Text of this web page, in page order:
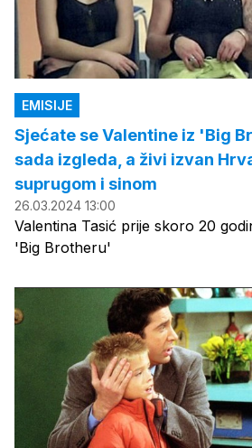
EMISIJE
Sjećate se Valentine iz 'Big
sada izgleda, a živi izvan
suprugom i sinom
26.03.2024 13:00
Valentina Tasić prije skoro 20
'Big Brotheru'